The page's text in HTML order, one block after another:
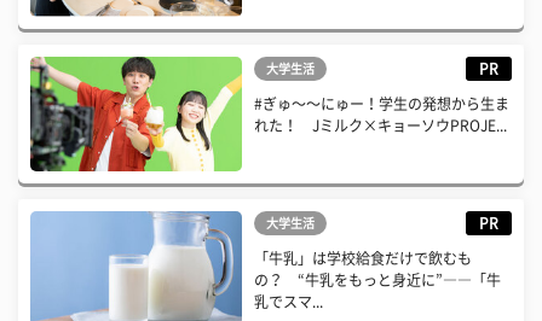
大学生活 PR
#ぎゅ〜〜にゅー！学生の発想から生ま
れた！ Jミルク×キョーソウPROJE...
大学生活 PR
「牛乳」は学校給食だけで飲むも
の？ “牛乳をもっと身近に”――「牛
乳でスマ...